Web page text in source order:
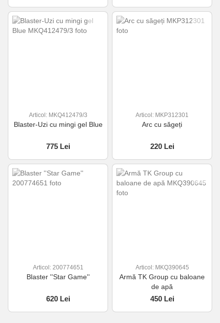
Articol: MKQ412479/3
Blaster-Uzi cu mingi gel Blue
775 Lei
Articol: MKP312301
Arc cu săgeți
220 Lei
Articol: 200774651
Blaster ''Star Game''
620 Lei
Articol: MKQ390645
Armă TK Group cu baloane
de apă
450 Lei